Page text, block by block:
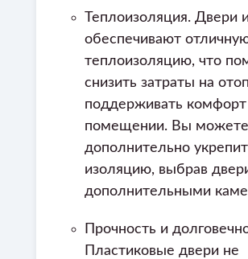
Теплоизоляция. Двери
обеспечивают
теплоизоляцию, что
снизить затраты на
поддерживать комфорт
помещении. Вы можете
дополнительно
изоляцию, выбрав
дополнительными
Прочность и
Пластиковые двери не